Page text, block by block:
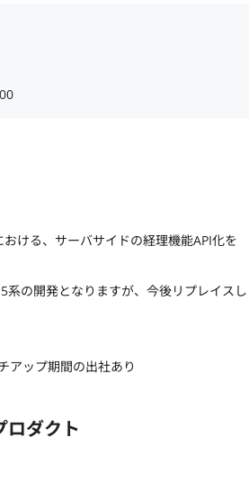
ける、サーバサイドの経理機能API化を
系の開発となりますが、今後リプレイスし
アップ期間の出社あり
ロダクト